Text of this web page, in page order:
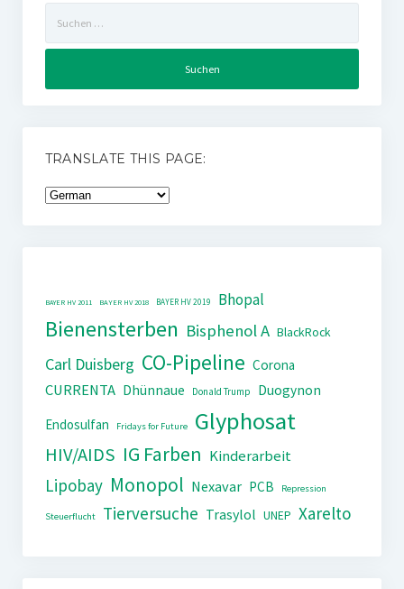
nach:
TRANSLATE THIS PAGE:
BAYER HV 2011 BAYER HV 2018 BAYER HV 2019 Bhopal
Bienensterben Bisphenol A BlackRock
Carl Duisberg CO-Pipeline Corona
CURRENTA Dhünnaue Donald Trump
Duogynon
Endosulfan
Fridays for Future Glyphosat
HIV/AIDS IG Farben Kinderarbeit
Lipobay Monopol Nexavar PCB Repression
Steuerflucht Tierversuche Trasylol UNEP Xarelto